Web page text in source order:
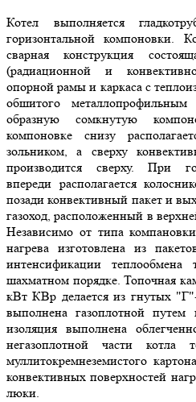
Котел выполняется
горизонтальной
сварная конструкция
(радиационной и
опорной рамы и каркаса с
обшитого
образную сомкнутую
компоновке снизу
зольником, а сверху
производится сверху. При
впереди располагается
позади конвективный пакет и
газоход, расположенный в
Независимо от типа
нагрева изготовлена из
интенсификации
шахматном порядке. Топочная
кВт КВр делается из гнутых
выполнена газоплотной путем
изоляция выполнена
негазоплотной части котла
муллитокремнеземистого
конвективных поверхностей
люки.